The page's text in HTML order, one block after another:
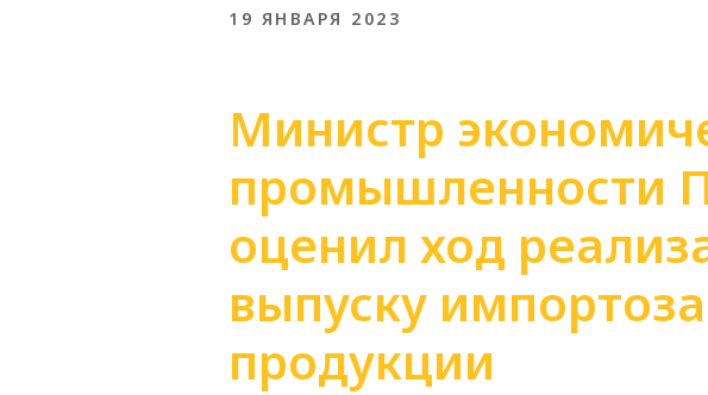
19 ЯНВАРЯ 2023
Министр
промышленности
оценил ход
выпуску
продукции